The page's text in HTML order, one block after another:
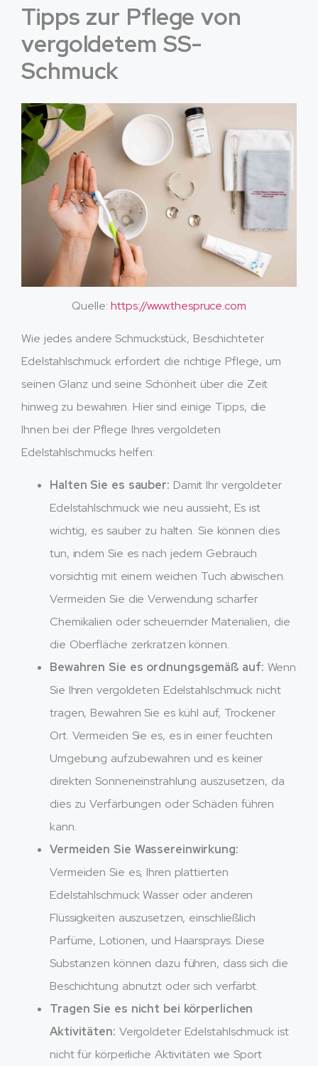
Tipps zur Pflege von
vergoldetem SS-
Schmuck
Quelle:https://www.thespruce.com
Wie jedes andere Schmuckstück, Beschichteter
Edelstahlschmuck erfordert die richtige Pflege, um
seinen Glanz und seine Schönheit über die Zeit
hinweg zu bewahren. Hier sind einige Tipps, die
Ihnen bei der Pflege Ihres vergoldeten
Edelstahlschmucks helfen:
Halten Sie es sauber: Damit Ihr vergoldeter
Edelstahlschmuck wie neu aussieht, Es ist
wichtig, es sauber zu halten. Sie können dies
tun, indem Sie es nach jedem Gebrauch
vorsichtig mit einem weichen Tuch abwischen.
Vermeiden Sie die Verwendung scharfer
Chemikalien oder scheuernder Materialien, die
die Oberfläche zerkratzen können.
Bewahren Sie es ordnungsgemäß auf: Wenn
Sie Ihren vergoldeten Edelstahlschmuck nicht
tragen, Bewahren Sie es kühl auf, Trockener
Ort. Vermeiden Sie es, es in einer feuchten
Umgebung aufzubewahren und es keiner
direkten Sonneneinstrahlung auszusetzen, da
dies zu Verfärbungen oder Schäden führen
kann.
Vermeiden Sie Wassereinwirkung:
Vermeiden Sie es, Ihren plattierten
Edelstahlschmuck Wasser oder anderen
Flüssigkeiten auszusetzen, einschließlich
Parfüme, Lotionen, und Haarsprays. Diese
Substanzen können dazu führen, dass sich die
Beschichtung abnutzt oder sich verfärbt.
Tragen Sie es nicht bei körperlichen
Aktivitäten: Vergoldeter Edelstahlschmuck ist
nicht für körperliche Aktivitäten wie Sport